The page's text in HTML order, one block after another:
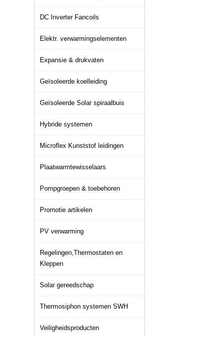
DC Inverter Fancoils
Elektr. verwarmingselementen
Expansie & drukvaten
Geïsoleerde koelleiding
Geïsoleerde Solar spiraalbuis
Hybride systemen
Microflex Kunststof leidingen
Plaatwarmtewisselaars
Pompgroepen & toebehoren
Promotie artikelen
PV verwarming
Regelingen,Thermostaten en
Kleppen
Solar gereedschap
Thermosiphon systemen SWH
Veiligheidsproducten